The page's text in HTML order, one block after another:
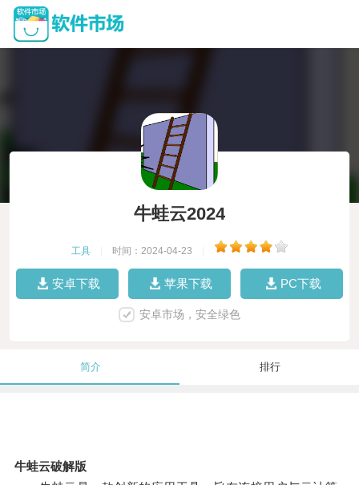
牛蛙云2024
工具 时间：2024-04-23
安卓下载 苹果下载 PC下载
安卓市场，安全绿色
简介 排行
牛蛙云破解版